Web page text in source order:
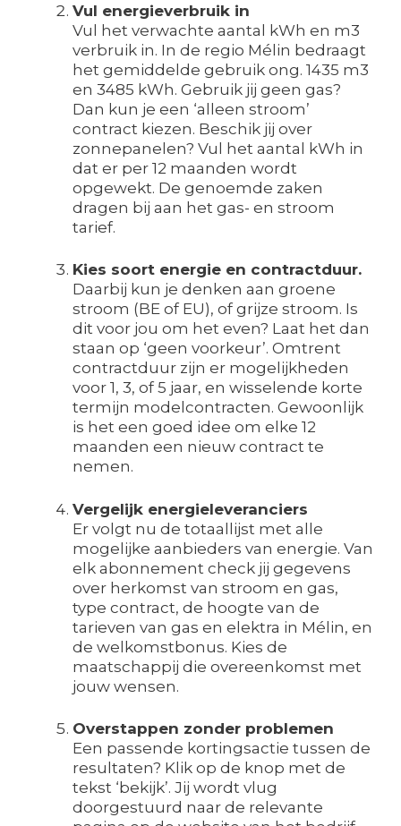
Vul energieverbruik in
Vul het verwachte aantal kWh en m3
verbruik in. In de regio Mélin bedraagt
het gemiddelde gebruik ong. 1435 m3
en 3485 kWh. Gebruik jij geen gas?
Dan kun je een ‘alleen stroom’
contract kiezen. Beschik jij over
zonnepanelen? Vul het aantal kWh in
dat er per 12 maanden wordt
opgewekt. De genoemde zaken
dragen bij aan het gas- en stroom
tarief.
Kies soort energie en contractduur.
Daarbij kun je denken aan groene
stroom (BE of EU), of grijze stroom. Is
dit voor jou om het even? Laat het dan
staan op ‘geen voorkeur’. Omtrent
contractduur zijn er mogelijkheden
voor 1, 3, of 5 jaar, en wisselende korte
termijn modelcontracten. Gewoonlijk
is het een goed idee om elke 12
maanden een nieuw contract te
nemen.
Vergelijk energieleveranciers
Er volgt nu de totaallijst met alle
mogelijke aanbieders van energie. Van
elk abonnement check jij gegevens
over herkomst van stroom en gas,
type contract, de hoogte van de
tarieven van gas en elektra in Mélin, en
de welkomstbonus. Kies de
maatschappij die overeenkomst met
jouw wensen.
Overstappen zonder problemen
Een passende kortingsactie tussen de
resultaten? Klik op de knop met de
tekst ‘bekijk’. Jij wordt vlug
doorgestuurd naar de relevante